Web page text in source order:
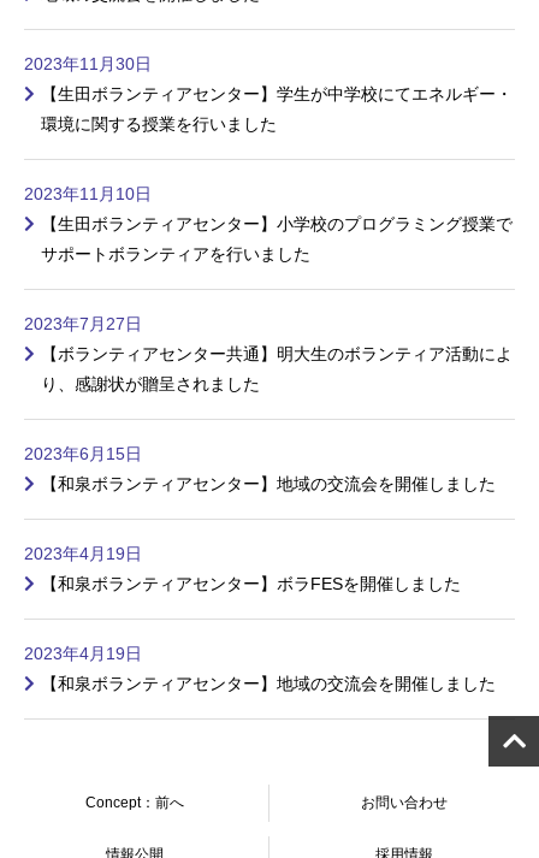
2023年11月30日
【生田ボランティアセンター】学生が中学校にてエネルギー・
環境に関する授業を行いました
2023年11月10日
【生田ボランティアセンター】小学校のプログラミング授業で
サポートボランティアを行いました
2023年7月27日
【ボランティアセンター共通】明大生のボランティア活動によ
り、感謝状が贈呈されました
2023年6月15日
【和泉ボランティアセンター】地域の交流会を開催しました
2023年4月19日
【和泉ボランティアセンター】ボラFESを開催しました
2023年4月19日
【和泉ボランティアセンター】地域の交流会を開催しました
Concept：前へ お問い合わせ
情報公開 採用情報